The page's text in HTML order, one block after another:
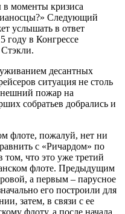
в моменты кризиса
Следующий
услышать в ответ
году в Конгрессе
десантных
ситуация не столь
пожар на
собратьев добрались и
флоте, пожалуй, нет ни
с «Ричардом» по
что это уже третий
флоте. Предыдущим
а первым – парусное
его построили для
затем, в связи с ее
флоту, а после начала